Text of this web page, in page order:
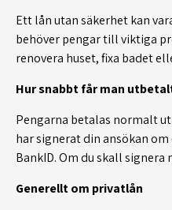
Ett lån utan säkerhet kan
behöver pengar till viktiga
renovera huset, fixa badet
Hur snabbt får man
Pengarna betalas normalt
har signerat din ansökan
BankID. Om du skall
Generellt om privatlån